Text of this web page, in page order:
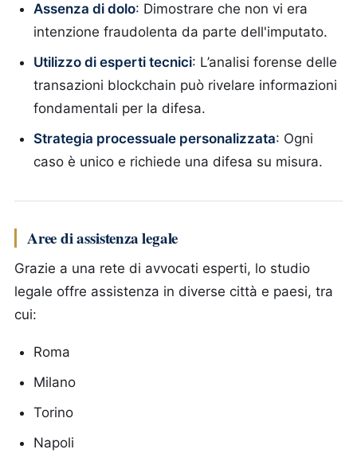
Assenza di dolo: Dimostrare che non vi era
intenzione fraudolenta da parte dell'imputato.
Utilizzo di esperti tecnici: L’analisi forense delle
transazioni blockchain può rivelare informazioni
fondamentali per la difesa.
Strategia processuale personalizzata: Ogni
caso è unico e richiede una difesa su misura.
Aree di assistenza legale
Grazie a una rete di avvocati esperti, lo studio
legale offre assistenza in diverse città e paesi, tra
cui:
Roma
Milano
Torino
Napoli